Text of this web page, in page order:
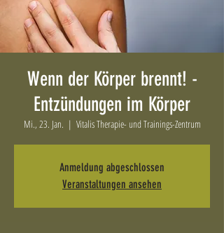
Wenn der Körper brennt! -
Entzündungen im Körper
Mi., 23. Jan.
  |
Vitalis Therapie- und Trainings-Zentrum
Anmeldung abgeschlossen
Veranstaltungen ansehen